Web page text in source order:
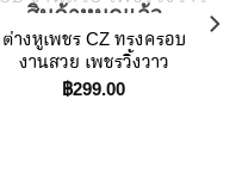
Add to
Wishlist
สินค้าหมดแล้ว
ต่างหูเพชร CZ ทรงครอบ
งานสวย เพชรวิ้งวาว
฿299.00